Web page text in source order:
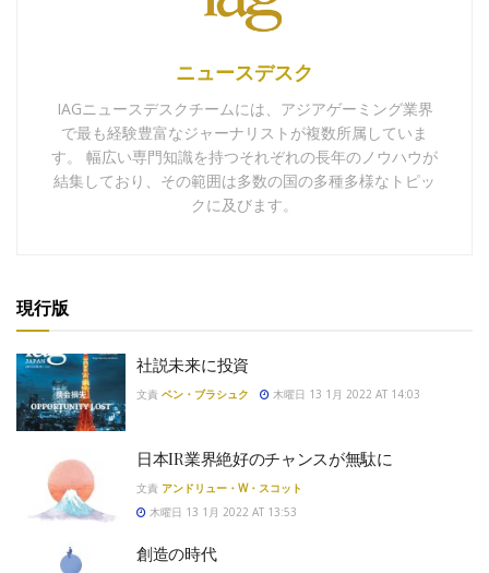
ニュースデスク
IAGニュースデスクチームには、アジアゲーミング業界
で最も経験豊富なジャーナリストが複数所属していま
す。 幅広い専門知識を持つそれぞれの長年のノウハウが
結集しており、その範囲は多数の国の多種多様なトピッ
クに及びます。
現行版
社説未来に投資
文責 ベン・ブラシュク 木曜日 13 1月 2022 AT 14:03
日本IR業界絶好のチャンスが無駄に
文責 アンドリュー・W・スコット
木曜日 13 1月 2022 AT 13:53
創造の時代